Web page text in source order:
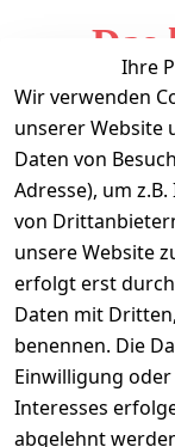
Das
Ihre
Wir verwenden
unserer Website
Daten von
Adresse), um
von
unsere Website
erfolgt erst
Daten mit
benennen. Die
Einwilligung
Interesses
abgelehnt
Mein Konto